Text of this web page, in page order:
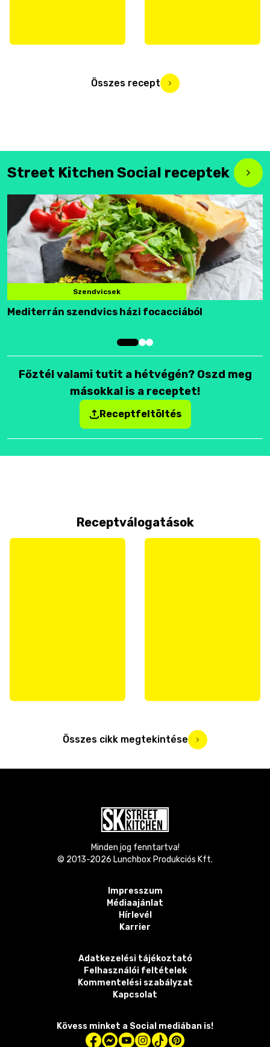
Összes recept
Street Kitchen Social receptek
Szendvicsek
Mediterrán szendvics házi focacciából
Főztél valami tutit a hétvégén? Oszd meg
másokkal is a receptet!
Receptfeltöltés
Receptválogatások
Összes cikk megtekintése
Minden jog fenntartva!
© 2013-2026 Lunchbox Produkciós Kft.
Impresszum
Médiaajánlat
Hírlevél
Karrier
Adatkezelési tájékoztató
Felhasználói feltételek
Kommentelési szabályzat
Kapcsolat
Kövess minket a Social mediában is!